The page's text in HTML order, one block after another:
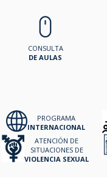
CONSULTA
DE AULAS
PROGRAMA
INTERNACIONAL
ATENCIÓN DE
SITUACIONES DE
VIOLENCIA SEXUAL